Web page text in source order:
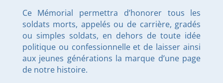
Ce Mémorial permettra d’honorer tous les
soldats morts, appelés ou de carrière, gradés
ou simples soldats, en dehors de toute idée
politique ou confessionnelle et de laisser ainsi
aux jeunes générations la marque d’une page
de notre histoire.